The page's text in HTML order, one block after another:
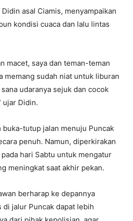
asal Ciamis, menyampaikan
kondisi cuaca dan lalu lintas
macet, saya dan teman-teman
memang sudah niat untuk liburan
udaranya sejuk dan cocok
ujar Didin.
buka-tutup jalan menuju Puncak
penuh. Namun, diperkirakan
hari Sabtu untuk mengatur
meningkat saat akhir pekan.
berharap ke depannya
jalur Puncak dapat lebih